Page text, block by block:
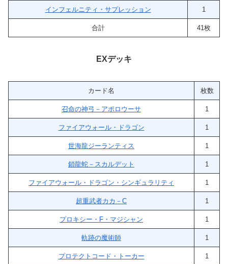
インフェルニティ・サプレッション 1
合計 41枚
EXデッキ
カード名 枚数
召命の神弓－アポロウーサ 1
ファイアウォール・ドラゴン 1
世海龍ジーランティス 1
鎖龍蛇－スカルデット 1
ファイアウォール・ドラゴン・シンギュラリティ 1
超重武者カカ－C 1
プロキシー・F・マジシャン 1
軌跡の魔術師 1
プロテクトコード・トーカー 1